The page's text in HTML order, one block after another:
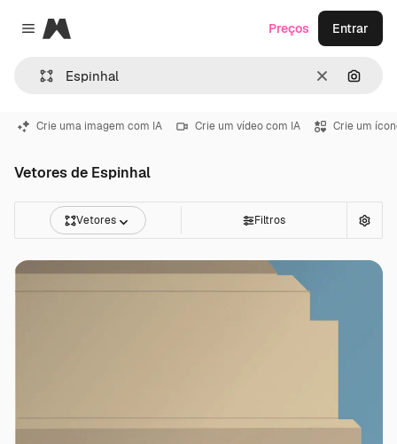
Close menu
Magnific
Limpar
Preços Entrar
Crie uma imagem com IA Crie um vídeo com IA Crie um
Vetores de Espinhal
Vetores Filtros